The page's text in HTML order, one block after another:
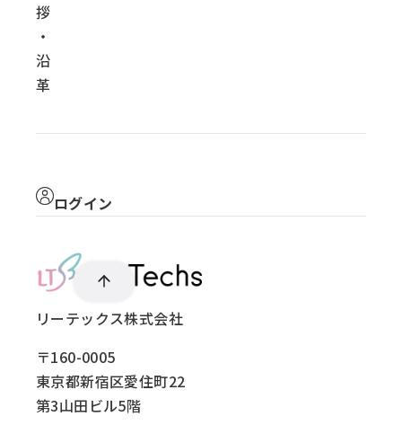
拶
・
沿
革
リーテックス株式会社
〒160-0005
東京都新宿区愛住町22
第3山田ビル5階
ログイン